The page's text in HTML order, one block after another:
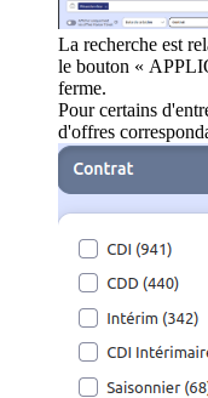
La recherche est
le bouton «
ferme.
Pour certains
d'offres